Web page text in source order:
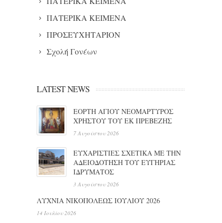
ΠΑΤΕΡΙΚΑ ΚΕΙΜΕΝΑ
ΠΡΟΣΕΥΧΗΤΑΡΙΟΝ
Σχολή Γονέων
LATEST NEWS
ΕΟΡΤΗ ΑΓΙΟΥ ΝΕΟΜΑΡΤΥΡΟΣ
ΧΡΗΣΤΟΥ ΤΟΥ ΕΚ ΠΡΕΒΕΖΗΣ
7 Αυγούστου 2026
ΕΥΧΑΡΙΣΤΙΕΣ ΣΧΕΤΙΚΑ ΜΕ ΤΗΝ
ΑΔΕΙΟΔΟΤΗΣΗ ΤΟΥ ΕΥΓΗΡΙΑΣ
ΙΔΡΥΜΑΤΟΣ
3 Αυγούστου 2026
ΛΥΧΝΙΑ ΝΙΚΟΠΟΛΕΩΣ ΙΟΥΛΙΟΥ 2026
14 Ιουλίου 2026